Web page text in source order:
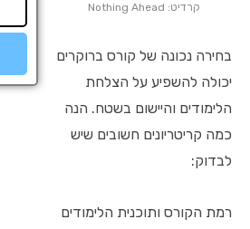
קרדיט: Nothing Ahead
בחירה נכונה של קורס ברוקרים
יכולה להשפיע על הצלחת
הלימודים והיישום בשטח. הנה
כמה קריטריונים חשובים שיש
לבדוק:
רמת הקורס ותוכנית הלימודים